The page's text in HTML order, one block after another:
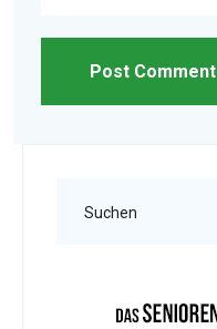
Post Comment